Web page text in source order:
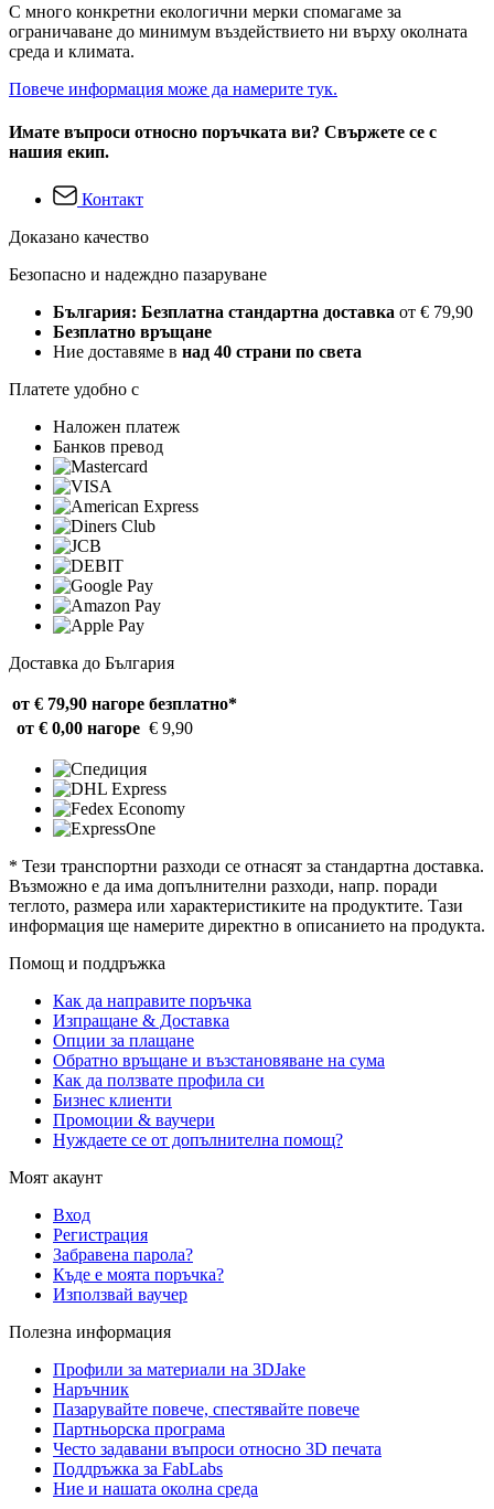
С много конкретни екологични мерки спомагаме за
ограничаване до минимум въздействието ни върху околната
среда и климата.
Повече информация може да намерите тук.
Имате въпроси относно поръчката ви? Свържете се с
нашия екип.
Контакт
Доказано качество
Безопасно и надеждно пазаруване
България: Безплатна стандартна доставка от € 79,90
Безплатно връщане
Ние доставяме в над 40 страни по света
Платете удобно с
Наложен платеж
Банков превод
Доставка до България
от € 79,90 нагоре безплатно*
от € 0,00 нагоре € 9,90
* Тези транспортни разходи се отнасят за стандартна доставка.
Възможно е да има допълнителни разходи, напр. поради
теглото, размера или характеристиките на продуктите. Тази
информация ще намерите директно в описанието на продукта.
Помощ и поддръжка
Как да направите поръчка
Изпращане & Доставка
Опции за плащане
Обратно връщане и възстановяване на сума
Как да ползвате профила си
Бизнес клиенти
Промоции & ваучери
Нуждаете се от допълнителна помощ?
Моят акаунт
Вход
Регистрация
Забравена парола?
Къде е моята поръчка?
Използвай ваучер
Полезна информация
Профили за материали на 3DJake
Наръчник
Пазарувайте повече, спестявайте повече
Партньорска програма
Често задавани въпроси относно 3D печата
Поддръжка за FabLabs
Ние и нашата околна среда